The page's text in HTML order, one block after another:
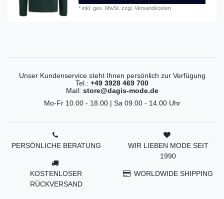
*inkl. ges. MwSt. zzgl.Versandkosten
Unser Kundenservice steht Ihnen persönlich zur Verfügung
Tel.: +49 3928 469 700
Mail: store@dagis-mode.de
Mo-Fr 10.00 - 18.00 | Sa 09.00 - 14.00 Uhr
PERSÖNLICHE BERATUNG
KOSTENLOSER
RÜCKVERSAND
WIR LIEBEN MODE SEIT
1990
WORLDWIDE SHIPPING